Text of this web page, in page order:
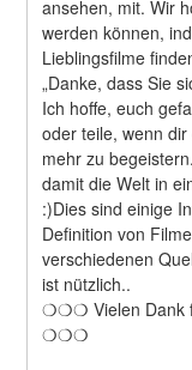
ansehen, mit. Wir
werden können,
Lieblingsfilme
„Danke, dass Sie
Ich hoffe, euch
oder teile, wenn
mehr zu
damit die Welt in
:)Dies sind einige
Definition von
verschiedenen
ist nützlich..
❍❍❍ Vielen Dank
❍❍❍